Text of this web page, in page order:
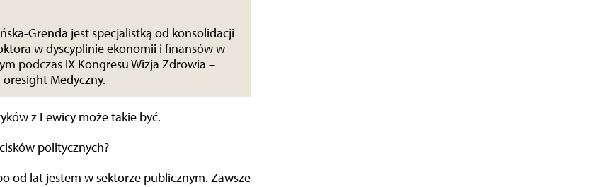
Grenda jest specjalistką od konsolidacji
w dyscyplinie ekonomii i finansów w
podczas IX Kongresu Wizja Zdrowia –
Medyczny.
z Lewicy może takie być.
politycznych?
od lat jestem w sektorze publicznym. Zawsze